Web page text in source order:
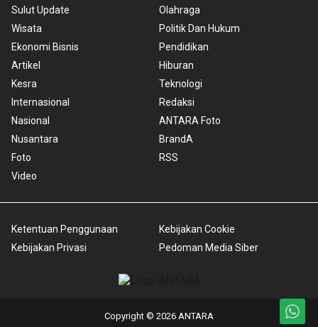
Sulut Update
Wisata
Ekonomi Bisnis
Artikel
Kesra
Internasional
Nasional
Nusantara
Foto
Video
Olahraga
Politik Dan Hukum
Pendidikan
Hiburan
Teknologi
Redaksi
ANTARA Foto
BrandA
RSS
Ketentuan Penggunaan
Kebijakan Privasi
Kebijakan Cookie
Pedoman Media Siber
Copyright © 2026 ANTARA